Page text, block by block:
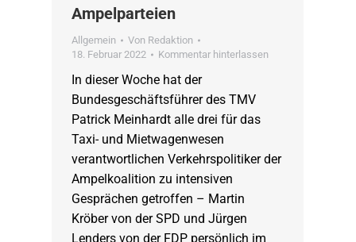
Ampelparteien
Allgemein Von Redaktion
18. Februar 2022
Kommentar hinterlassen
In dieser Woche hat der
Bundesgeschäftsführer des TMV
Patrick Meinhardt alle drei für das
Taxi- und Mietwagenwesen
verantwortlichen Verkehrspolitiker der
Ampelkoalition zu intensiven
Gesprächen getroffen – Martin
Kröber von der SPD und Jürgen
Lenders von der FDP persönlich im